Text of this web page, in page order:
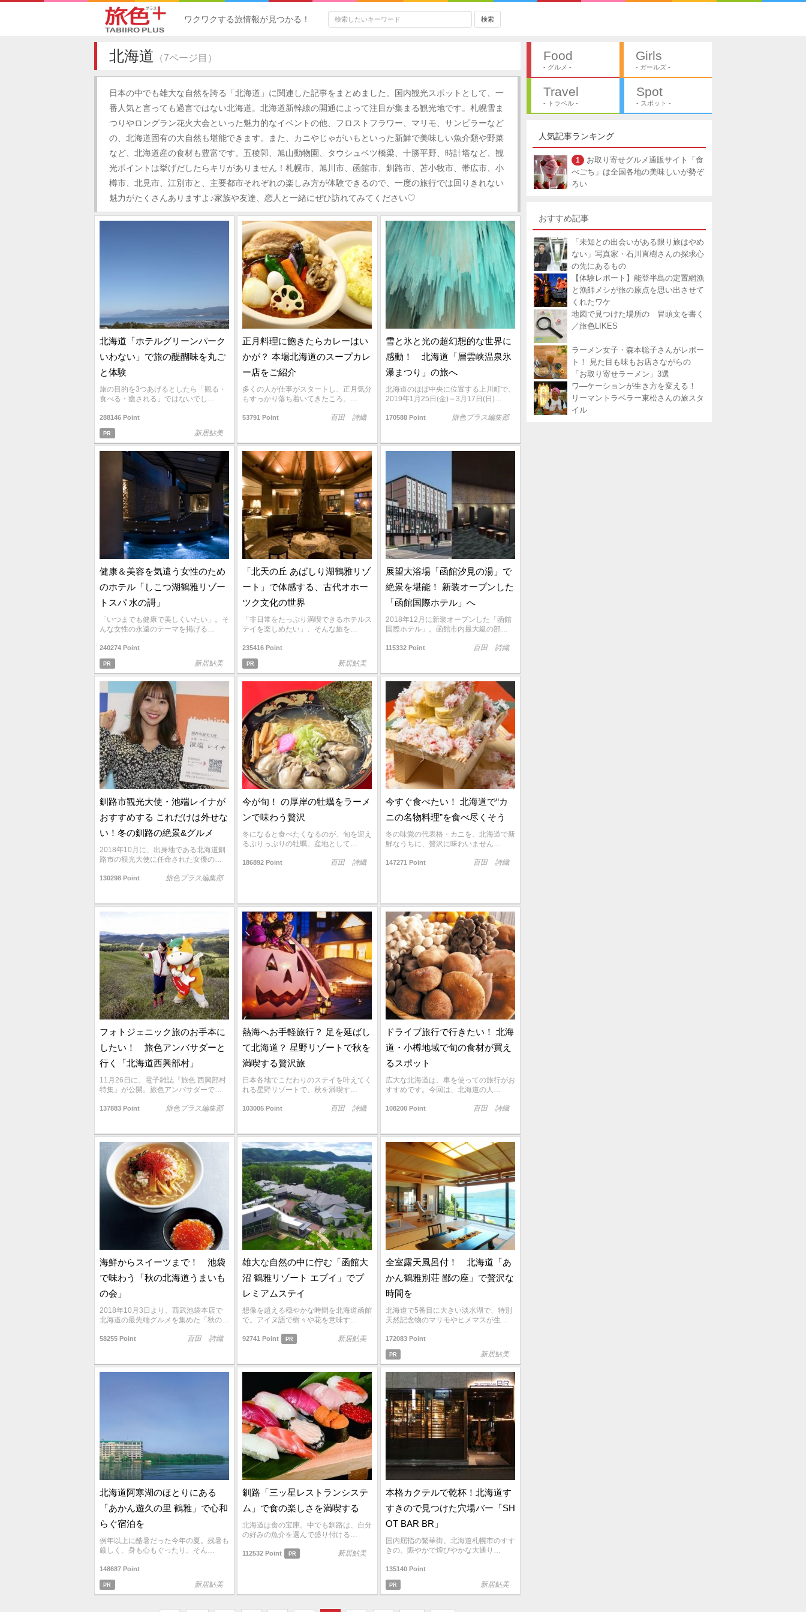
北海道 （7ページ目）
日本の中でも雄大な自然を誇る「北海道」に関連した記事をまとめました。国内観光スポットとして、一
番人気と言っても過言ではない北海道。北海道新幹線の開通によって注目が集まる観光地です。札幌雪ま
つりやロングラン花火大会といった魅力的なイベントの他、フロストフラワー、マリモ、サンピラーなど
の、北海道固有の大自然も堪能できます。また、カニやじゃがいもといった新鮮で美味しい魚介類や野菜
など、北海道産の食材も豊富です。五稜郭、旭山動物園、タウシュベツ橋梁、十勝平野、時計塔など、観
光ポイントは挙げだしたらキリがありません！札幌市、旭川市、函館市、釧路市、苫小牧市、帯広市、小
樽市、北見市、江別市と、主要都市それぞれの楽しみ方が体験できるので、一度の旅行では回りきれない
魅力がたくさんありますよ♪家族や友達、恋人と一緒にぜひ訪れてみてください♡
北海道「ホテルグリーンパーク
いわない」で旅の醍醐味を丸ご
と体験
旅の目的を3つあげるとしたら「観る・
食べる・癒される」ではないでし…
288146 Point
PR 新居鮎美
正月料理に飽きたらカレーはい
かが？ 本場北海道のスープカレ
ー店をご紹介
多くの人が仕事がスタートし、正月気分
もすっかり落ち着いてきたころ。…
53791 Point 百田 詩織
雪と氷と光の超幻想的な世界に
感動！ 北海道「層雲峡温泉氷
瀑まつり」の旅へ
北海道のほぼ中央に位置する上川町で、
2019年1月25日(金)～3月17日(日)…
170588 Point 旅色プラス編集部
健康＆美容を気遣う女性のため
のホテル「しこつ湖鶴雅リゾー
トスパ 水の謌」
「いつまでも健康で美しくいたい」。そ
んな女性の永遠のテーマを掲げる…
240274 Point
PR 新居鮎美
「北天の丘 あばしり湖鶴雅リゾ
ート」で体感する、古代オホー
ツク文化の世界
「非日常をたっぷり満喫できるホテルス
テイを楽しめたい」、そんな旅を…
235416 Point
PR 新居鮎美
展望大浴場「函館汐見の湯」で
絶景を堪能！ 新装オープンした
「函館国際ホテル」へ
2018年12月に新装オープンした「函館
国際ホテル」。函館市内最大級の部…
115332 Point 百田 詩織
釧路市観光大使・池端レイナが
おすすめする これだけは外せな
い！冬の釧路の絶景&グルメ
2018年10月に、出身地である北海道釧
路市の観光大使に任命された女優の…
130298 Point 旅色プラス編集部
今が旬！ の厚岸の牡蠣をラーメ
ンで味わう贅沢
冬になると食べたくなるのが、旬を迎え
るぷりっぷりの牡蠣。産地として…
186892 Point 百田 詩織
今すぐ食べたい！ 北海道で“カ
ニの名物料理”を食べ尽くそう
冬の味覚の代表格・カニを、北海道で新
鮮なうちに、贅沢に味わいません…
147271 Point 百田 詩織
フォトジェニック旅のお手本に
したい！ 旅色アンバサダーと
行く「北海道西興部村」
11月26日に、電子雑誌『旅色 西興部村
特集』が公開。旅色アンバサダーで…
137883 Point 旅色プラス編集部
熱海へお手軽旅行？ 足を延ばし
て北海道？ 星野リゾートで秋を
満喫する贅沢旅
日本各地でこだわりのステイを叶えてく
れる星野リゾートで、秋を満喫す…
103005 Point 百田 詩織
ドライブ旅行で行きたい！ 北海
道・小樽地域で旬の食材が買え
るスポット
広大な北海道は、車を使っての旅行がお
すすめです。今回は、北海道の人…
108200 Point 百田 詩織
海鮮からスイーツまで！ 池袋
で味わう「秋の北海道うまいも
の会」
2018年10月3日より、西武池袋本店で
北海道の最先端グルメを集めた「秋の…
58255 Point 百田 詩織
雄大な自然の中に佇む「函館大
沼 鶴雅リゾート エプイ」でプ
レミアムステイ
想像を超える穏やかな時間を北海道函館
で。アイヌ語で樹々や花を意味す…
92741 Point PR 新居鮎美
全室露天風呂付！ 北海道「あ
かん鶴雅別荘 鄙の座」で贅沢な
時間を
北海道で5番目に大きい淡水湖で、特別
天然記念物のマリモやヒメマスが生…
172083 Point
PR 新居鮎美
北海道阿寒湖のほとりにある
「あかん遊久の里 鶴雅」で心和
らぐ宿泊を
例年以上に酷暑だった今年の夏。残暑も
厳しく、身も心もぐったり。そん…
148687 Point
PR 新居鮎美
釧路「三ッ星レストランシステ
ム」で食の楽しさを満喫する
北海道は食の宝庫。中でも釧路は、自分
の好みの魚介を選んで盛り付ける…
112532 Point PR 新居鮎美
本格カクテルで乾杯！北海道す
すきので見つけた穴場バー「SH
OT BAR BR」
国内屈指の繁華街、北海道札幌市のすす
きの。賑やかで煌びやかな大通り…
135140 Point
PR 新居鮎美
Food
- グルメ -
Girls
- ガールズ -
Travel
- トラベル -
Spot
- スポット -
人気記事ランキング
1
お取り寄せグルメ通販サイト「食
べごち」は全国各地の美味しいが勢ぞ
ろい
おすすめ記事
「未知との出会いがある限り旅はやめ
ない」写真家・石川直樹さんの探求心
の先にあるもの
【体験レポート】能登半島の定置網漁
と漁師メシが旅の原点を思い出させて
くれたワケ
地図で見つけた場所の 冒頭文を書く
／旅色LIKES
ラーメン女子・森本聡子さんがレポー
ト！ 見た目も味もお店さながらの
「お取り寄せラーメン」3選
ワ―ケーションが生き方を変える！
リーマントラベラー東松さんの旅スタ
イル
ワクワクする旅情報が見つかる！